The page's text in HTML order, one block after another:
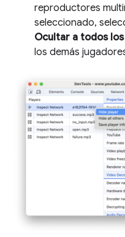
reproductores
seleccionado,
Ocultar a todos
los demás